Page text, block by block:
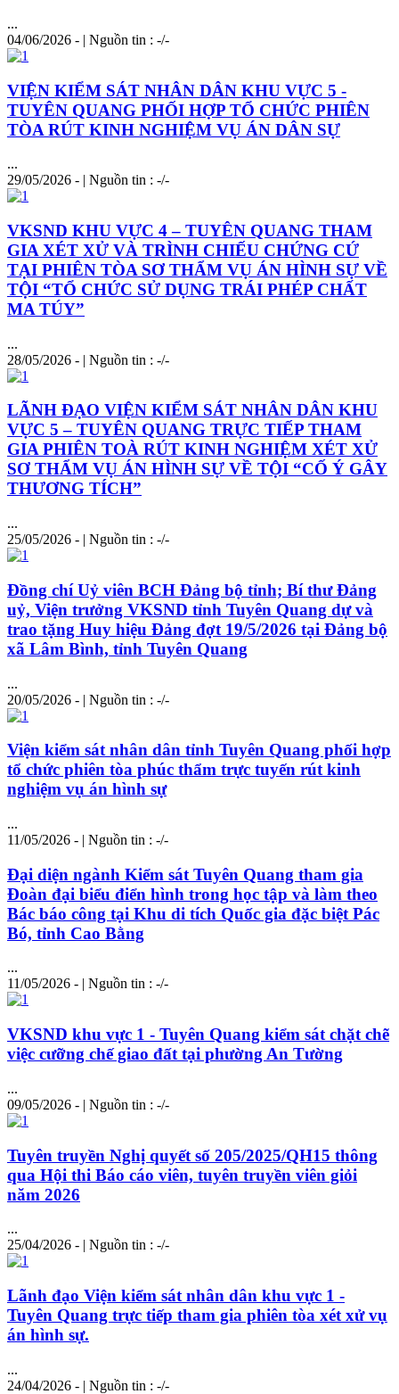
...
04/06/2026 - | Nguồn tin : -/-
VIỆN KIỂM SÁT NHÂN DÂN KHU VỰC 5 -
TUYÊN QUANG PHỐI HỢP TỔ CHỨC PHIÊN
TÒA RÚT KINH NGHIỆM VỤ ÁN DÂN SỰ
...
29/05/2026 - | Nguồn tin : -/-
VKSND KHU VỰC 4 – TUYÊN QUANG THAM
GIA XÉT XỬ VÀ TRÌNH CHIẾU CHỨNG CỨ
TẠI PHIÊN TÒA SƠ THẨM VỤ ÁN HÌNH SỰ VỀ
TỘI “TỔ CHỨC SỬ DỤNG TRÁI PHÉP CHẤT
MA TÚY”
...
28/05/2026 - | Nguồn tin : -/-
LÃNH ĐẠO VIỆN KIỂM SÁT NHÂN DÂN KHU
VỰC 5 – TUYÊN QUANG TRỰC TIẾP THAM
GIA PHIÊN TOÀ RÚT KINH NGHIỆM XÉT XỬ
SƠ THẨM VỤ ÁN HÌNH SỰ VỀ TỘI “CỐ Ý GÂY
THƯƠNG TÍCH”
...
25/05/2026 - | Nguồn tin : -/-
Đồng chí Uỷ viên BCH Đảng bộ tỉnh; Bí thư Đảng
uỷ, Viện trưởng VKSND tỉnh Tuyên Quang dự và
trao tặng Huy hiệu Đảng đợt 19/5/2026 tại Đảng bộ
xã Lâm Bình, tỉnh Tuyên Quang
...
20/05/2026 - | Nguồn tin : -/-
Viện kiểm sát nhân dân tỉnh Tuyên Quang phối hợp
tổ chức phiên tòa phúc thẩm trực tuyến rút kinh
nghiệm vụ án hình sự
...
11/05/2026 - | Nguồn tin : -/-
Đại diện ngành Kiểm sát Tuyên Quang tham gia
Đoàn đại biểu điển hình trong học tập và làm theo
Bác báo công tại Khu di tích Quốc gia đặc biệt Pác
Bó, tỉnh Cao Bằng
...
11/05/2026 - | Nguồn tin : -/-
VKSND khu vực 1 - Tuyên Quang kiểm sát chặt chẽ
việc cưỡng chế giao đất tại phường An Tường
...
09/05/2026 - | Nguồn tin : -/-
Tuyên truyền Nghị quyết số 205/2025/QH15 thông
qua Hội thi Báo cáo viên, tuyên truyền viên giỏi
năm 2026
...
25/04/2026 - | Nguồn tin : -/-
Lãnh đạo Viện kiểm sát nhân dân khu vực 1 -
Tuyên Quang trực tiếp tham gia phiên tòa xét xử vụ
án hình sự.
...
24/04/2026 - | Nguồn tin : -/-